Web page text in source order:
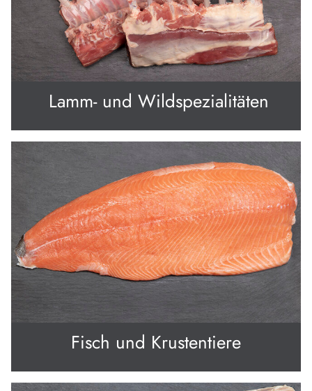
Lamm- und Wildspezialitäten
Fisch und Krustentiere